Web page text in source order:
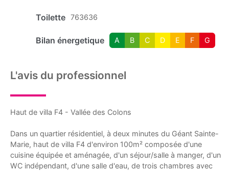
Toilette 763636
Bilan énergetique A B C D E F G
L'avis du professionnel
Haut de villa F4 - Vallée des Colons
Dans un quartier résidentiel, à deux minutes du Géant Sainte-
Marie, haut de villa F4 d'environ 100m² composée d'une
cuisine équipée et aménagée, d'un séjour/salle à manger, d'un
WC indépendant, d'une salle d'eau, de trois chambres avec